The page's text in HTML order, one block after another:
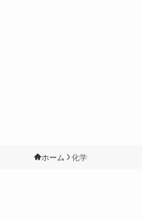
ホーム 化学